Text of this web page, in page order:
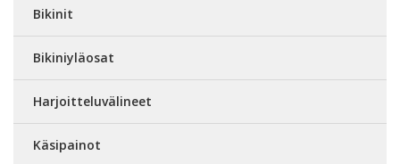
Bikinit
Bikiniyläosat
Harjoitteluvälineet
Käsipainot